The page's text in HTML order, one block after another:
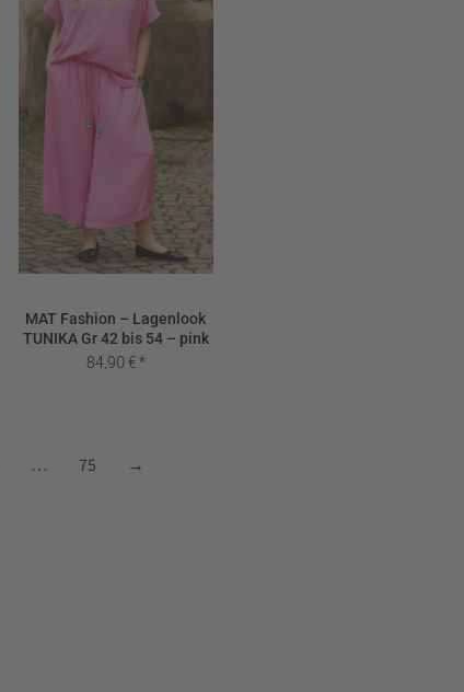
MAT Fashion – Lagenlook
TUNIKA Gr 42 bis 54 – pink
84,90 €
… 75 →